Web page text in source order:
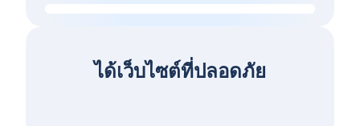
ได้เว็บไซต์ที่ปลอดภัย